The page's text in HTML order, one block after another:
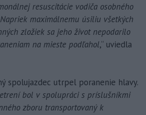
resuscitácie vodiča osobného
maximálnemu úsiliu všetkých
zložiek sa jeho život nepodarilo
na mieste podľahol,“ uviedla
spolujazdec utrpel poranenie hlavy.
bol v spolupráci s príslušníkmi
zboru transportovaný k